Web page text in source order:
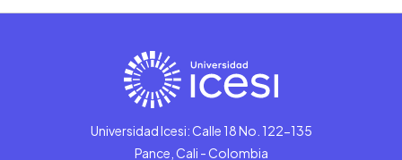
Universidad Icesi: Calle 18 No. 122-135
Pance, Cali - Colombia